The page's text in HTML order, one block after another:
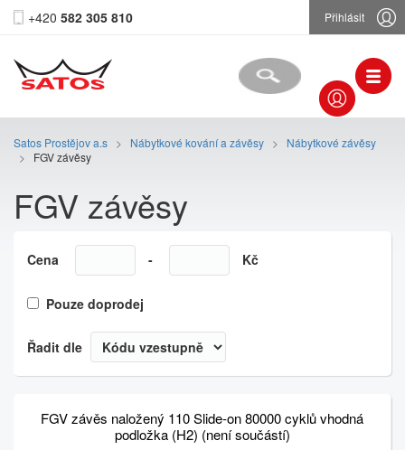
+420 582 305 810 Přihlásit
Satos Prostějov a.s > Nábytkové kování a závěsy >
Nábytkové závěsy
>
FGV závěsy
FGV závěsy
Cena - Kč
Pouze doprodej
Řadit dle
FGV závěs naložený 110 Slide-on 80000 cyklů vhodná
podložka (H2) (není součástí)